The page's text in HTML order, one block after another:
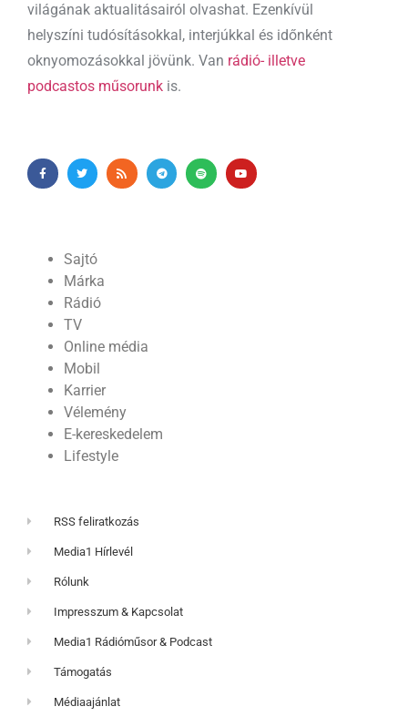
világának aktualitásairól olvashat. Ezenkívül
helyszíni tudósításokkal, interjúkkal és időnként
oknyomozásokkal jövünk. Van rádió- illetve
podcastos műsorunk is.
Sajtó
Márka
Rádió
TV
Online média
Mobil
Karrier
Vélemény
E-kereskedelem
Lifestyle
RSS feliratkozás
Media1 Hírlevél
Rólunk
Impresszum & Kapcsolat
Media1 Rádióműsor & Podcast
Támogatás
Médiaajánlat